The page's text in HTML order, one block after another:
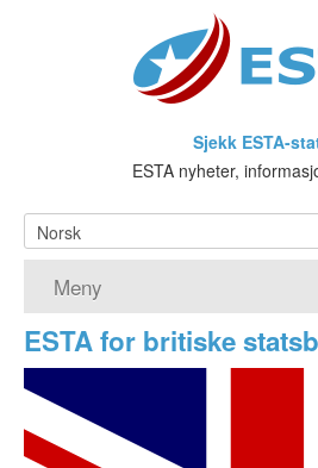
Sjekk ESTA-
ESTA nyheter,
Meny
Hjem
Hva er ESTA?
ESTA for britiske